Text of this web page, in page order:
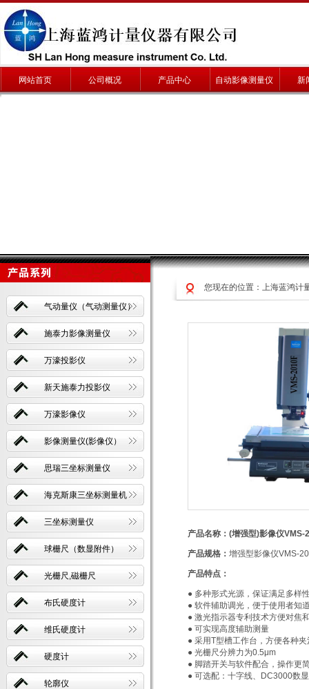
网站首页 公司概况 产品中心 自动影像测量仪 新
气动量仪（气动测量仪）
施泰力影像测量仪
万濠投影仪
新天施泰力投影仪
万濠影像仪
影像测量仪(影像仪）
思瑞三坐标测量仪
海克斯康三坐标测量机
三坐标测量仪
球栅尺（数显附件）
光栅尺,磁栅尺
布氏硬度计
维氏硬度计
硬度计
轮廓仪
您现在的位置： 上海蓝鸿计
产品名称：(增强型)影像仪VMS-
产品规格： 增强型影像仪VMS-
产品特点：
● 多种形式光源，保证满足多样
● 软件辅助调光，便于使用者知
● 激光指示器专利技术方便对焦
● 可实现高度辅助测量
● 采用T型槽工作台，方便各种
● 光栅尺分辨力为0.5μm
● 脚踏开关与软件配合，操作更
● 可选配：十字线、DC3000数